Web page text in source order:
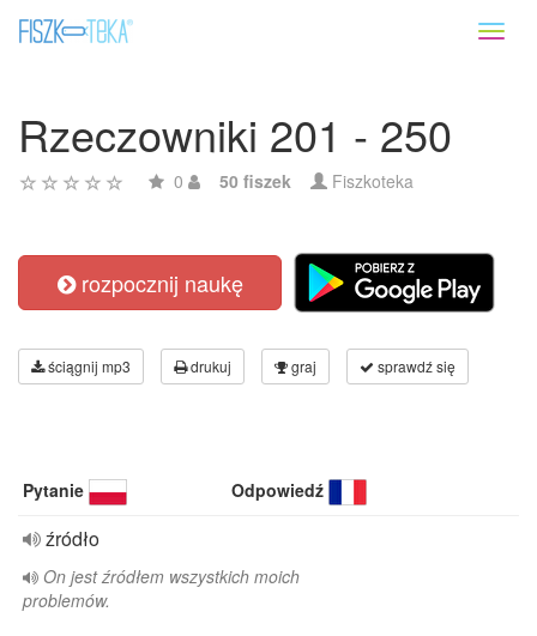
Rzeczowniki 201 - 250
0 50 fiszek Fiszkoteka
rozpocznij naukę
ściągnij mp3 drukuj graj sprawdź się
Pytanie Odpowiedź
źródło
On jest źródłem wszystkich moich
problemów.